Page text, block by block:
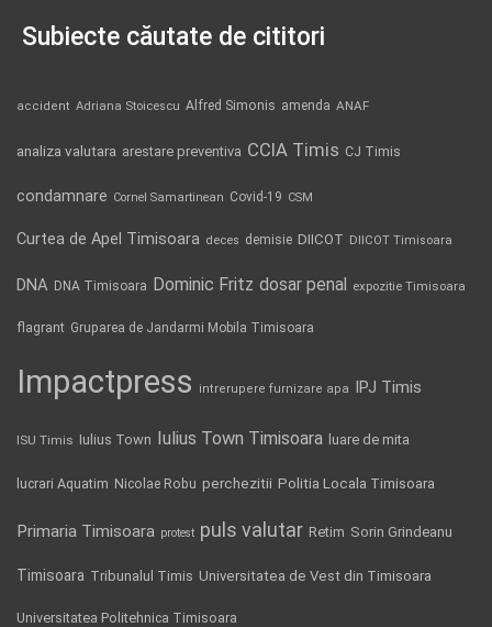
Subiecte căutate de cititori
accident Adriana Stoicescu Alfred Simonis amenda ANAF
analiza valutara arestare preventiva CCIA Timis CJ Timis
condamnare Cornel Samartinean Covid-19 CSM
Curtea de Apel Timisoara deces demisie DIICOT DIICOT Timisoara
DNA DNA Timisoara Dominic Fritz dosar penal expozitie Timisoara
flagrant Gruparea de Jandarmi Mobila Timisoara
Impactpress intrerupere furnizare apa IPJ Timis
ISU Timis Iulius Town Iulius Town Timisoara luare de mita
lucrari Aquatim Nicolae Robu perchezitii Politia Locala Timisoara
Primaria Timisoara protest puls valutar Retim Sorin Grindeanu
Timisoara Tribunalul Timis Universitatea de Vest din Timisoara
Universitatea Politehnica Timisoara